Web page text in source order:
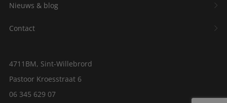
4711BM, Sint-Willebrord
Pastoor Kroesstraat 6
06 345 629 07
Nieuws & blog
Contact